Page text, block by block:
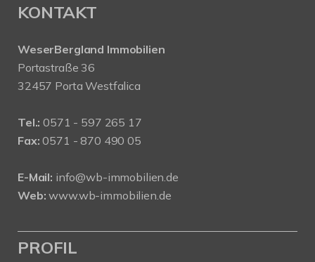
KONTAKT
WeserBergland Immobilien
Portastraße 36
32457 Porta Westfalica
Tel.: 0571 - 597 265 17
Fax: 0571 - 870 490 05
E-Mail: info@wb-immobilien.de
Web: www.wb-immobilien.de
PROFIL